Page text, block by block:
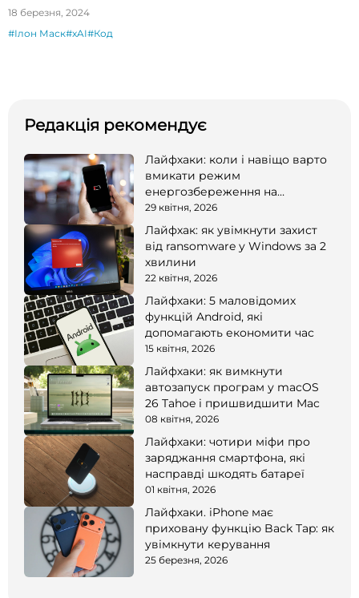
18 березня, 2024
#Ілон Маск#xAI#Код
Редакція рекомендує
Лайфхаки: коли і навіщо варто
вмикати режим
енергозбереження на
смартфоні
29 квітня, 2026
Лайфхак: як увімкнути захист
від ransomware у Windows за 2
хвилини
22 квітня, 2026
Лайфхаки: 5 маловідомих
функцій Android, які
допомагають економити час
15 квітня, 2026
Лайфхаки: як вимкнути
автозапуск програм у macOS
26 Tahoe і пришвидшити Mac
08 квітня, 2026
Лайфхаки: чотири міфи про
заряджання смартфона, які
насправді шкодять батареї
01 квітня, 2026
Лайфхаки. iPhone має
приховану функцію Back Tap: як
увімкнути керування
25 березня, 2026